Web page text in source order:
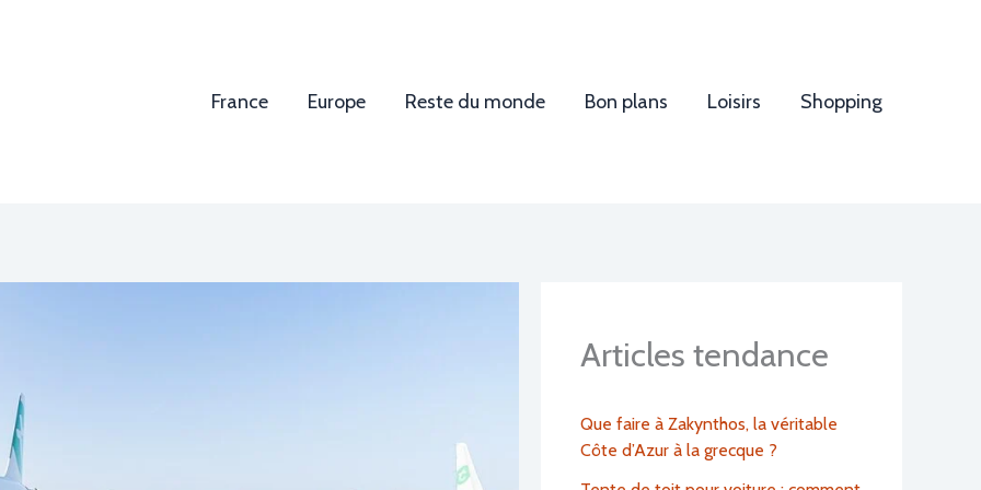
France
Europe Reste du monde Bon plans Loisirs Shopping
Articles tendance
Que faire à Zakynthos, la véritable
Côte d’Azur à la grecque ?